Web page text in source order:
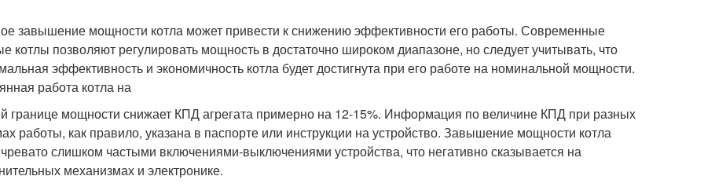
завышение мощности котла может привести к снижению эффективности его работы. Современные
котлы позволяют регулировать мощность в достаточно широком диапазоне, но следует учитывать, что
эффективность и экономичность котла будет достигнута при его работе на номинальной мощности.
работа котла на
границе мощности снижает КПД агрегата примерно на 12-15%. Информация по величине КПД при разных
работы, как правило, указана в паспорте или инструкции на устройство. Завышение мощности котла
слишком частыми включениями-выключениями устройства, что негативно сказывается на
механизмах и электронике.